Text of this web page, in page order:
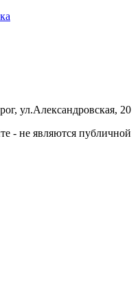
, ул.Александровская, 20
- не являются публичной